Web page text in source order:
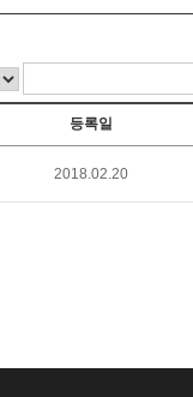
등록일
2018.02.20